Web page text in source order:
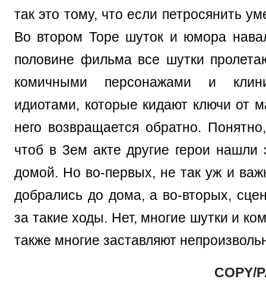
так это тому, что если петросянить
Во втором Торе шуток и юмора
половине фильма все шутки
комичными персонажами и
идиотами, которые кидают ключи от
него возвращается обратно.
чтоб в 3ем акте другие герои
домой. Но во-первых, не так уж и
добрались до дома, а во-вторых,
за такие ходы. Нет, многие шутки и
также многие заставляют
COPY/